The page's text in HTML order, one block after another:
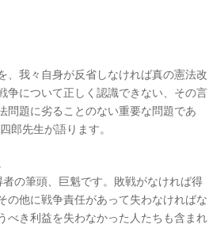
、我々自身が反省しなければ真の憲法改
争について正しく認識できない、その言
問題に劣ることのない重要な問題であ
郎先生が語ります。
の筆頭、巨魁です。敗戦がなければ得
の他に戦争責任があって失わなければな
べき利益を失わなかった人たちも含まれ